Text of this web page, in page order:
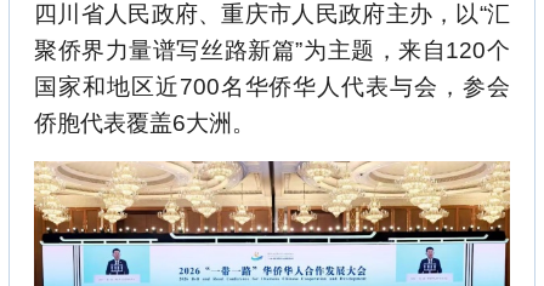
四川省人民政府、重庆市人民政府主办，以“汇
聚侨界力量谱写丝路新篇”为主题，来自120个
国家和地区近700名华侨华人代表与会，参会
侨胞代表覆盖6大洲。